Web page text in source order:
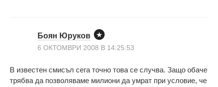
Боян Юруков
6 ОКТОМВРИ 2008 В 14:25:53
В известен смисъл сега точно това се случва. Защо обаче
трябва да позволяваме милиони да умрат при условие, че